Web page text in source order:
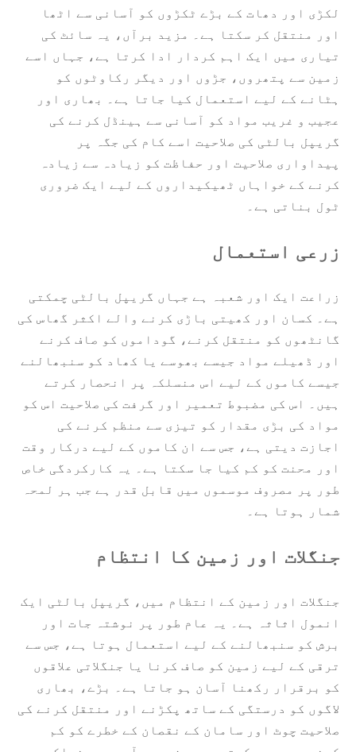
لکڑی اور دھات کے بڑے ٹکڑوں کو آسانی سے اٹھا
اور منتقل کر سکتا ہے۔ مزید برآں، یہ سائٹ کی
تیاری میں ایک اہم کردار ادا کرتا ہے، جہاں اسے
زمین سے پتھروں، جڑوں اور دیگر رکاوٹوں کو
ہٹانے کے لیے استعمال کیا جاتا ہے۔ بھاری اور
عجیب و غریب مواد کو آسانی سے ہینڈل کرنے کی
گریپل بالٹی کی صلاحیت اسے کام کی جگہ پر
پیداواری صلاحیت اور حفاظت کو زیادہ سے زیادہ
کرنے کے خواہاں ٹھیکیداروں کے لیے ایک ضروری
ٹول بناتی ہے۔
زرعی استعمال
زراعت ایک اور شعبہ ہے جہاں گریپل بالٹی چمکتی
ہے۔ کسان اور کھیتی باڑی کرنے والے اکثر گھاس کی
گانٹھوں کو منتقل کرنے، گوداموں کو صاف کرنے
اور ڈھیلے مواد جیسے بھوسے یا کھاد کو سنبھالنے
جیسے کاموں کے لیے اس منسلکہ پر انحصار کرتے
ہیں۔ اس کی مضبوط تعمیر اور گرفت کی صلاحیت اس کو
مواد کی بڑی مقدار کو تیزی سے منظم کرنے کی
اجازت دیتی ہے، جس سے ان کاموں کے لیے درکار وقت
اور محنت کو کم کیا جا سکتا ہے۔ یہ کارکردگی خاص
طور پر مصروف موسموں میں قابل قدر ہے جب ہر لمحہ
شمار ہوتا ہے۔
جنگلات اور زمین کا انتظام
جنگلات اور زمین کے انتظام میں، گریپل بالٹی ایک
انمول اثاثہ ہے۔ یہ عام طور پر نوشتہ جات اور
برش کو سنبھالنے کے لیے استعمال ہوتا ہے، جس سے
ترقی کے لیے زمین کو صاف کرنا یا جنگلاتی علاقوں
کو برقرار رکھنا آسان ہو جاتا ہے۔ بڑے، بھاری
لاگوں کو درستگی کے ساتھ پکڑنے اور منتقل کرنے کی
صلاحیت چوٹ اور سامان کے نقصان کے خطرے کو کم